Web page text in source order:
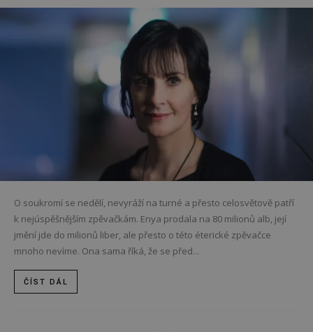
O soukromí se nedělí, nevyráží na turné a přesto celosvětově patří
k nejúspěšnějším zpěvačkám. Enya prodala na 80 milionů alb, její
jmění jde do milionů liber, ale přesto o této éterické zpěvačce
mnoho nevíme. Ona sama říká, že se před...
ČÍST DÁL